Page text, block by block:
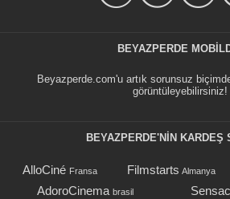
BEYAZPERDE
Beyazperde.com'u artık sorunsuz
görüntüleyebilirsiniz!
BEYAZPERDE'NIN KARDEŞ
AlloCiné Fransa Filmstarts Almanya
AdoroCinema brasil